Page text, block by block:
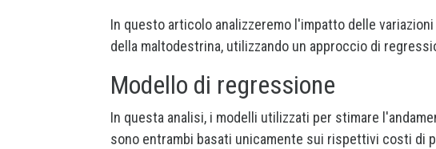
In questo articolo analizzeremo l'impatto delle
della maltodestrina, utilizzando un approccio di
Modello di regressione
In questa analisi, i modelli utilizzati per stimare
sono entrambi basati unicamente sui rispettivi costi di